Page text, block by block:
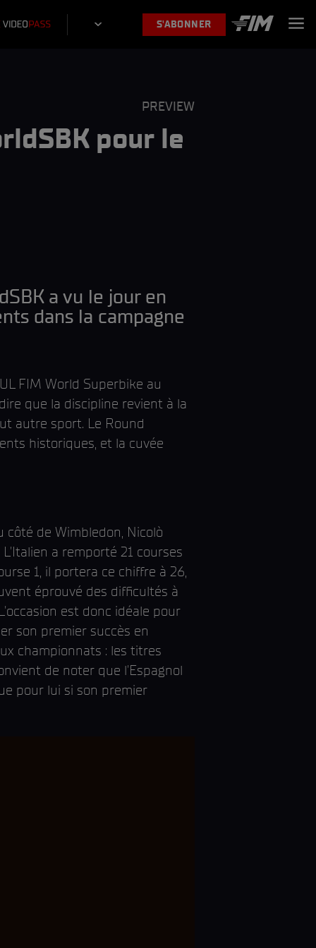
S'ABONNER
PREVIEW
pour le
a vu le jour en
dans la campagne
FIM World Superbike au
que la discipline revient à la
autre sport. Le Round
historiques, et la cuvée
de Wimbledon, Nicolò
a remporté 21 courses
1, il portera ce chiffre à 26,
éprouvé des difficultés à
est donc idéale pour
son premier succès en
championnats : les titres
de noter que l'Espagnol
pour lui si son premier